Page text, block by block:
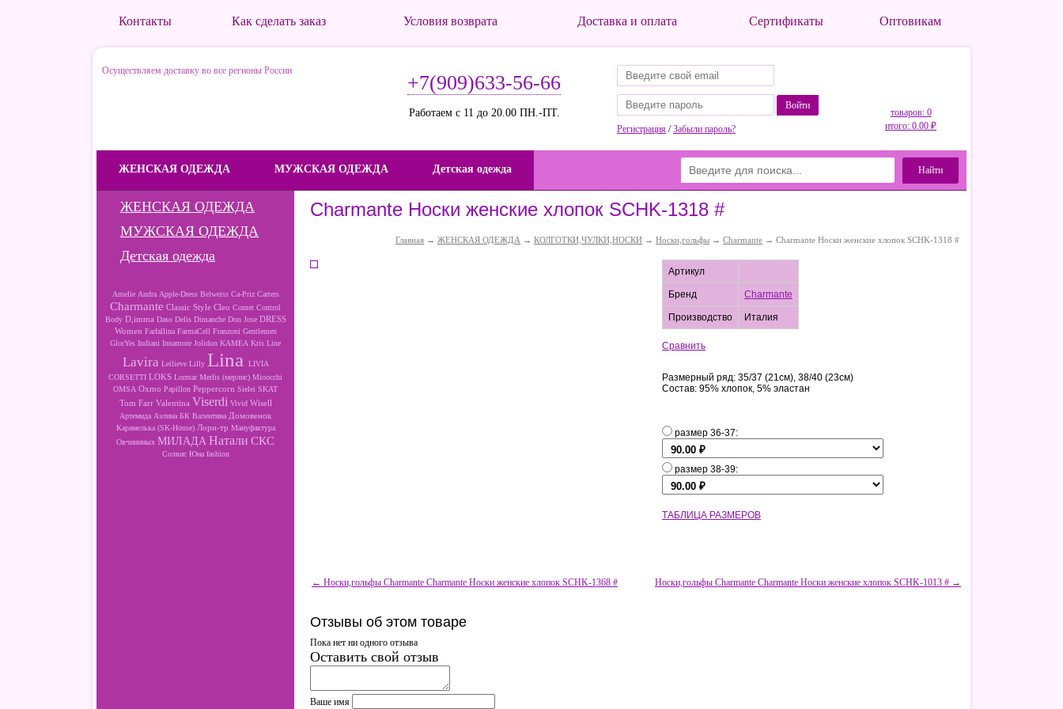
Контакты Как сделать заказ Условия возврата Доставка и оплата Сертификаты Оптовикам
Осуществляем доставку во все регионы России
+7(909)633-56-66
Работаем с 11 до 20.00 ПН.-ПТ.
Войти
Регистрация /Забыли пароль?
товаров: 0
итого: 0.00 ₽
ЖЕНСКАЯ ОДЕЖДА МУЖСКАЯ ОДЕЖДА Детская одежда Найти
ЖЕНСКАЯ ОДЕЖДА
МУЖСКАЯ ОДЕЖДА
Детская одежда
Amelie Andra Apple-Dress Belweiss Ca-Priz Carters
Charmante Classic Style Cleo Comet Control
Body D,imma Daso Delis Dimanche Don Jose DRESS
Women Farfallina FarmaCell Franzoni Gentlemen
GlorYes Indiani Innamore Jolidon KAMEA Kris Line
Lavira Leilieve Lilly Lina
LIVIA
CORSETTI LOKS Lormar Merlis (мерлис) Mioocchi
OMSA Oxmo Papillon Peppercorn Sielei SKAT
Tom Farr Valentina Viserdi Vivid Wisell
Артемида Аэлина БК Валентина Домовенок
Карамелька (SK-House) Лори-тр Мануфактура
Овчининых МИЛАДА Натали СКС
Солвис Юна fashion
Charmante Носки женские хлопок SCHK-1318 #
Главная → ЖЕНСКАЯ ОДЕЖДА → КОЛГОТКИ,ЧУЛКИ,НОСКИ → Носки,гольфы → Charmante → Charmante Носки женские хлопок SCHK-1318 #
Артикул
Бренд Charmante
Производство Италия
Сравнить
Размерный ряд: 35/37 (21см), 38/40 (23см)
Состав: 95% хлопок, 5% эластан
размер 36-37:
размер 38-39:
ТАБЛИЦА РАЗМЕРОВ
← Носки,гольфы Charmante Charmante Носки женские хлопок SCHK-1368 # Носки,гольфы Charmante Charmante Носки женские хлопок SCHK-1013 # →
Отзывы об этом товаре
Пока нет ни одного отзыва
Оставить свой отзыв
Ваше имя